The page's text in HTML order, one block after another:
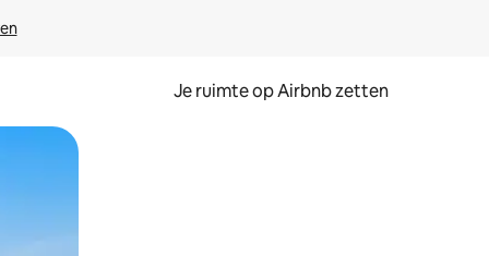
Je ruimte op Airbnb zetten